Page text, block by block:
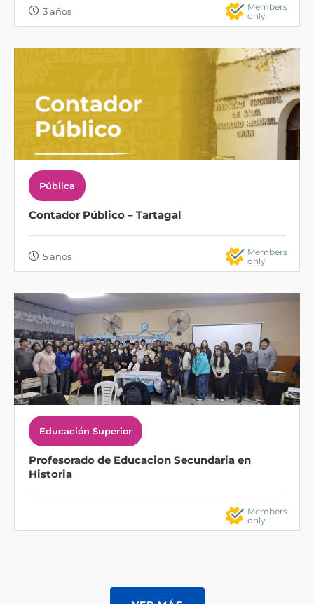
3 años
Members
only
Pública
Contador Público – Tartagal
5 años
Members
only
Educación Superior
Profesorado de Educacion Secundaria en
Historia
Members
only